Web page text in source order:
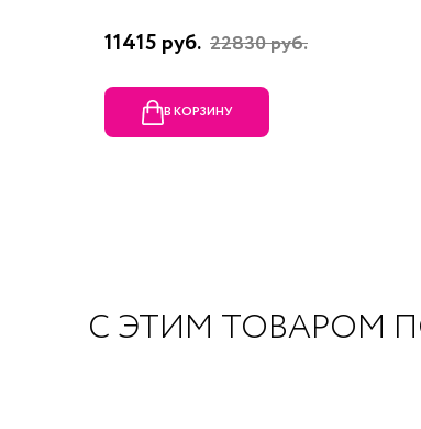
11415 руб. 22830 руб.
В КОРЗИНУ
С ЭТИМ ТОВАРОМ